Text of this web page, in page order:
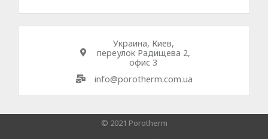
Украина, Киев,
переулок Радищева 2,
офис 3
info@porotherm.com.ua
© 2021 Porotherm